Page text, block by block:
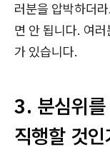
러분을 압박하더
면 안 됩니다. 여
가 있습니다.
3. 분심위
직행할 것